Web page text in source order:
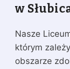
w
Nasze
którym
obszarze